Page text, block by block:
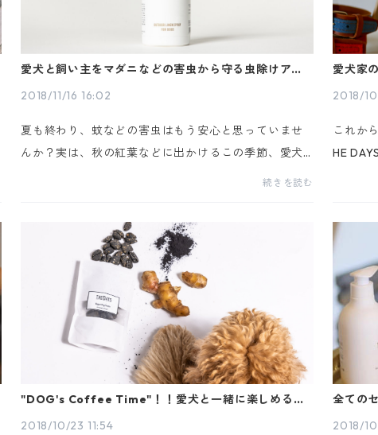
愛犬と飼い主をマダニなどの害虫から守る虫除けアロ
2018/11/16 16:02
夏も終わり、蚊などの害虫はもう安心と思っていませ
んか？実は、秋の紅葉などに出かけるこの季節、愛犬
に大敵のマダニはまだまだ活発に動いています。芝生
続きを読む
愛犬家
2018/
これか
HE
てはい
E DAY...
"DOG's Coffee Time"！！愛犬と一緒に楽しめるビ
2018/10/23 11:54
全ての
2018/